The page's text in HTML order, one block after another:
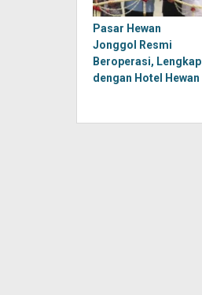
Pasar Hewan
Jonggol Resmi
Beroperasi, Lengkap
dengan Hotel Hewan